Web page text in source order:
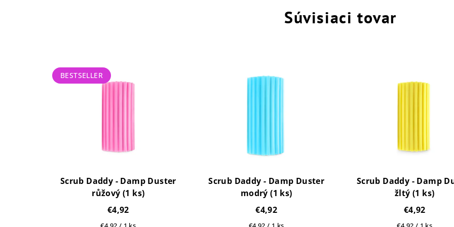
Súvisiaci tovar
BESTSELLER
Scrub Daddy - Damp Duster
růžový (1 ks)
€4,92
Jednotková
Scrub Daddy - Damp Duster
modrý (1 ks)
€4,92
Jednotková
Scrub Daddy - Damp
žltý (1 ks)
€4,92
Jednotková